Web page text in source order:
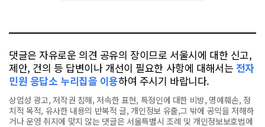
댓글은 자유로운 의견 공유의 장이므로 서울시에 대한 신고,
제안, 건의 등 답변이나 개선이 필요한 사항에 대해서는 전자
민원 응답소 누리집을 이용하여 주시기 바랍니다.
상업성 광고, 저작권 침해, 저속한 표현, 특정인에 대한 비방, 명예훼손, 정
치적 목적, 유사한 내용의 반복적 글, 개인정보 유출,그 밖에 공익을 저해하
거나 운영 취지에 맞지 않는 댓글은 서울특별시 조례 및 개인정보보호법에